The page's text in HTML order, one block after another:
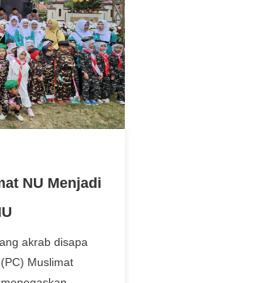
NU Menjadi
akrab disapa
Muslimat